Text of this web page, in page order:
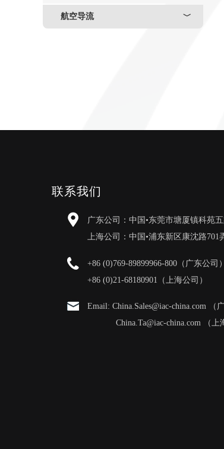
﹀
航空导流
联系我们
广东公司：中国•东莞市塘厦镇科苑
上海公司：中国•浦东新区康沈路701
+86 (0)769-89899966-800（广东公司）
+86 (0)21-68180901（上海公司）
Email: China.Sales@iac-china.com （
China.Ta@iac-china.com （上海